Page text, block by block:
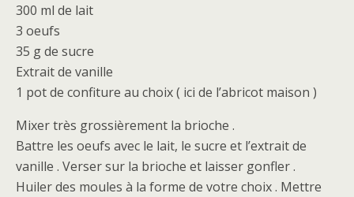
300 ml de lait
3 oeufs
35 g de sucre
Extrait de vanille
1 pot de confiture au choix ( ici de l’abricot maison )
Mixer très grossièrement la brioche .
Battre les oeufs avec le lait, le sucre et l’extrait de
vanille . Verser sur la brioche et laisser gonfler .
Huiler des moules à la forme de votre choix . Mettre